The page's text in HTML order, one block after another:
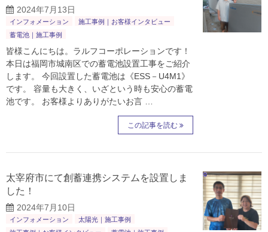
2024年7月13日
インフォメーション
施工事例｜お客様インタビュー
蓄電池｜施工事例
皆様こんにちは。ラルフコーポレーションです！
本日は福岡市城南区での蓄電池設置工事をご紹介
します。 今回設置した蓄電池は《ESS－U4M1》
です。 容量も大きく、いざという時も安心の蓄電
池です。 お客様よりありがたいお言 …
この記事を読む
太宰府市にて創蓄連携システムを設置しま
した！
2024年7月10日
インフォメーション
太陽光｜施工事例